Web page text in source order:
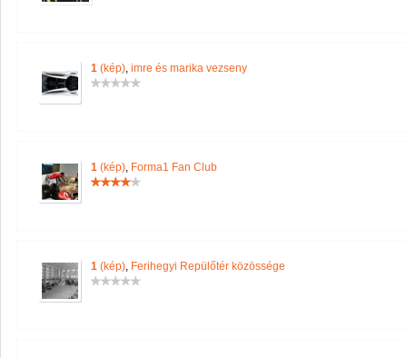
1 (kép), imre és marika vezseny
1 (kép), Forma1 Fan Club
1 (kép), Ferihegyi Repülőtér közössége